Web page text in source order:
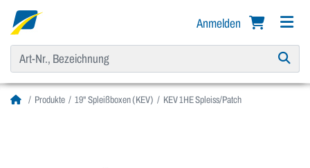
Anmelden
Produkte 19" Spleißboxen (KEV) KEV 1HE Spleiss/Patch